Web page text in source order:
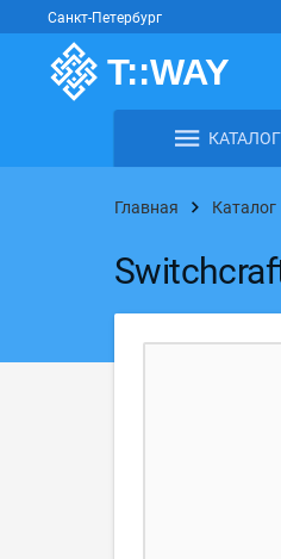
Санкт-Петербург
Главная Каталог